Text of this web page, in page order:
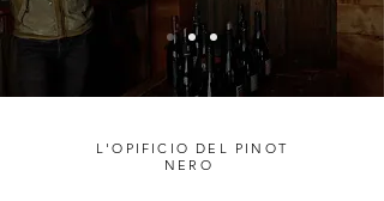
L'OPIFICIO DEL PINOT
NERO